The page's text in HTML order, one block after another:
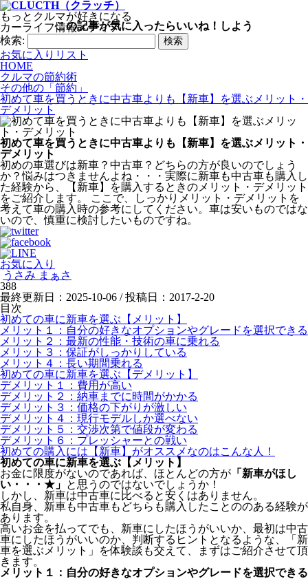
もっとクルマが好きになる
カーライフ情報メディア
検索:
お気に入りリスト
HOME
クルマの節約術
その他の「節約」
初めて車を買うときに中古車よりも【新車】を選ぶメリット・
デメリット
初めて車を買うときに中古車よりも【新車】を選ぶメリット・
デメリット
初めの車選びは新車？中古車？どちらの方が良いのでしょう
か？悩みはつきませんよね・・・実際に新車も中古車も購入し
た経験から、【新車】を購入するときのメリット・デメリット
をご紹介します。 ここで、しっかりメリット・デメリットを
考えて車の購入時の参考にしてください。車は安いものではな
いので、慎重に検討したいものですね。
お気に入り
うさみ まぁさ
388
最終更新日：2025-10-06 / 投稿日： 2017-2-20
目次
初めての車に新車を選ぶ【メリット】
メリット１：自分の好きなオプションやグレードを選択できる
メリット２：最新の性能・技術の車に乗れる
メリット３：保証がしっかりしている
メリット４：長い期間乗れる
初めての車に新車を選ぶ【デメリット】
デメリット１：費用が高い
デメリット２：納車までに時間がかかる
デメリット３：価格の下がりが激しい
デメリット４：現行モデルしか選べない
デメリット５：交渉次第で値段が変わる
デメリット６：プレッシャーとの戦い
初めての購入には【新車】がオススメなのはこんな人！
初めての車に新車を選ぶ【メリット】
お金に限度がないのであれば、ほとんどの方が 「新車がほし
い・・・★」 と思うのではないでしょうか！
しかし、新車は中古車に比べると安くはありません。
私自身、新車も中古車もどちらも購入したことののある経験が
あります。
高いお金を払ってでも、新車にしたほうがいいか、最初は中古
車にしたほうがいいのか、判断するヒントとなるような、「新
車を選ぶメリット」を体験談も交えて、まずはご紹介させて頂
きます。
メリット１：自分の好きなオプションやグレードを選択できる
この記事が気に入ったらいいね！しよう